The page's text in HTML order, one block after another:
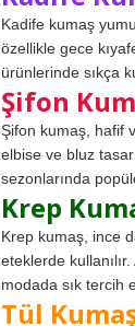
Kadife kumaş
özellikle gece
ürünlerinde sıkça
Şifon
Şifon kumaş, hafif
elbise ve bluz
sezonlarında
Krep
Krep kumaş, ince
eteklerde
modada sık tercih
Tül